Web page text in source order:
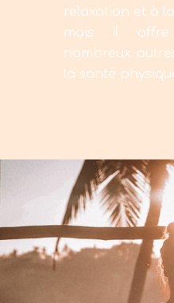
relaxation et à
mais il offre
nombreux
la santé